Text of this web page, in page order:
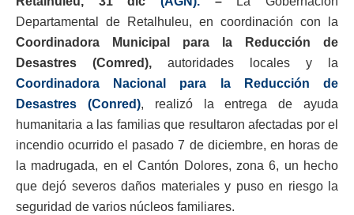
Departamental de Retalhuleu, en coordinación con la
Coordinadora Municipal para la Reducción de
Desastres (Comred), autoridades locales y la
Coordinadora Nacional para la Reducción de
Desastres (Conred), realizó la entrega de ayuda
humanitaria a las familias que resultaron afectadas por el
incendio ocurrido el pasado 7 de diciembre, en horas de
la madrugada, en el Cantón Dolores, zona 6, un hecho
que dejó severos daños materiales y puso en riesgo la
seguridad de varios núcleos familiares.